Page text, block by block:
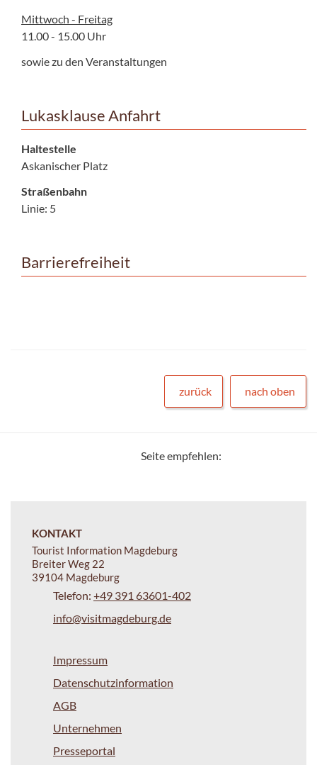
Mittwoch - Freitag
11.00 - 15.00 Uhr
sowie zu den Veranstaltungen
Lukasklause Anfahrt
Haltestelle
Askanischer Platz
Straßenbahn
Linie: 5
Barrierefreiheit
zurück nach oben
Seite empfehlen:
KONTAKT
Tourist Information Magdeburg
Breiter Weg 22
39104 Magdeburg
Telefon: +49 391 63601-402
info@visitmagdeburg.de
Impressum
Datenschutzinformation
AGB
Unternehmen
Presseportal